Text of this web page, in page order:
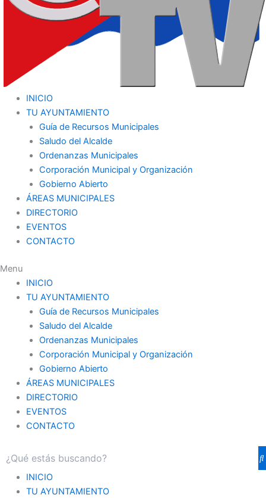
INICIO
TU AYUNTAMIENTO
Guía de Recursos Municipales
Saludo del Alcalde
Ordenanzas Municipales
Corporación Municipal y Organización
Gobierno Abierto
ÁREAS MUNICIPALES
DIRECTORIO
EVENTOS
CONTACTO
Menu
INICIO
TU AYUNTAMIENTO
Guía de Recursos Municipales
Saludo del Alcalde
Ordenanzas Municipales
Corporación Municipal y Organización
Gobierno Abierto
ÁREAS MUNICIPALES
DIRECTORIO
EVENTOS
CONTACTO
INICIO
TU AYUNTAMIENTO